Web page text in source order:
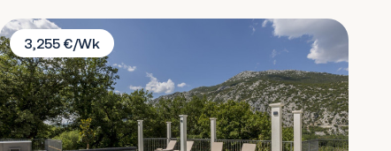
Villa Grey Stone
3,255 €/Wk